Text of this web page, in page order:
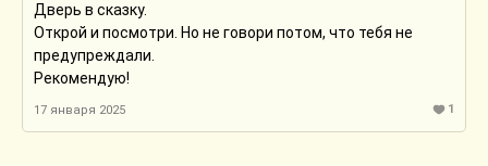
Дверь в сказку.
Открой и посмотри. Но не говори потом, что тебя не
предупреждали.
Рекомендую!
17 января 2025 1